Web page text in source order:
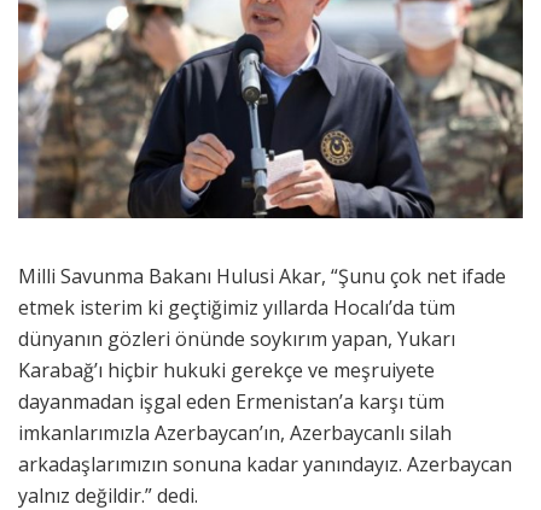
Milli Savunma Bakanı Hulusi Akar, “Şunu çok net ifade
etmek isterim ki geçtiğimiz yıllarda Hocalı’da tüm
dünyanın gözleri önünde soykırım yapan, Yukarı
Karabağ’ı hiçbir hukuki gerekçe ve meşruiyete
dayanmadan işgal eden Ermenistan’a karşı tüm
imkanlarımızla Azerbaycan’ın, Azerbaycanlı silah
arkadaşlarımızın sonuna kadar yanındayız. Azerbaycan
yalnız değildir.” dedi.